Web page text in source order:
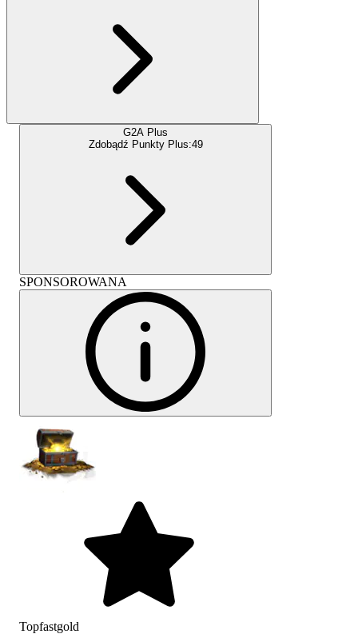
G2A Plus
Zdobądź Punkty Plus:49
SPONSOROWANA
Topfastgold